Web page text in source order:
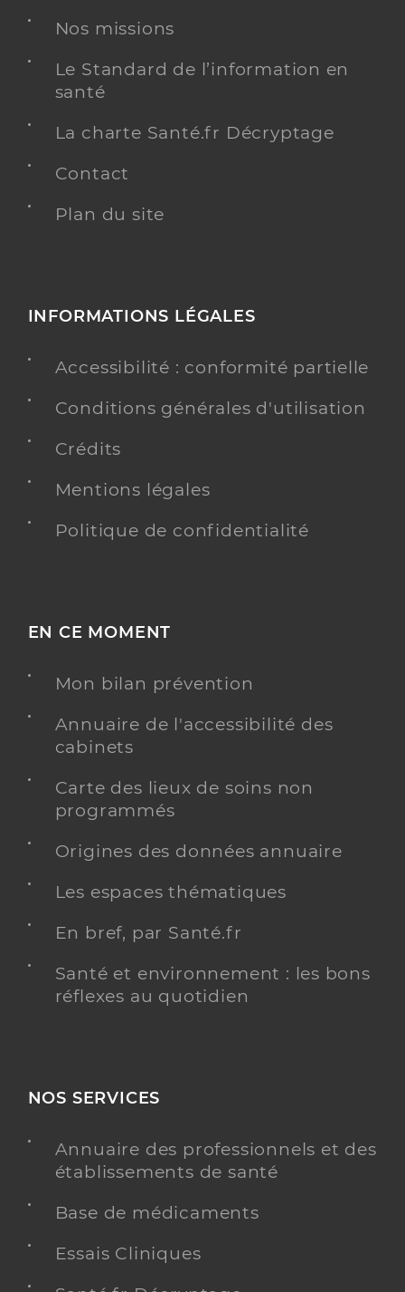
Nos missions
Le Standard de l’information en
santé
La charte Santé.fr Décryptage
Contact
Plan du site
INFORMATIONS LÉGALES
Accessibilité : conformité partielle
Conditions générales d'utilisation
Crédits
Mentions légales
Politique de confidentialité
EN CE MOMENT
Mon bilan prévention
Annuaire de l'accessibilité des
cabinets
Carte des lieux de soins non
programmés
Origines des données annuaire
Les espaces thématiques
En bref, par Santé.fr
Santé et environnement : les bons
réflexes au quotidien
NOS SERVICES
Annuaire des professionnels et des
établissements de santé
Base de médicaments
Essais Cliniques